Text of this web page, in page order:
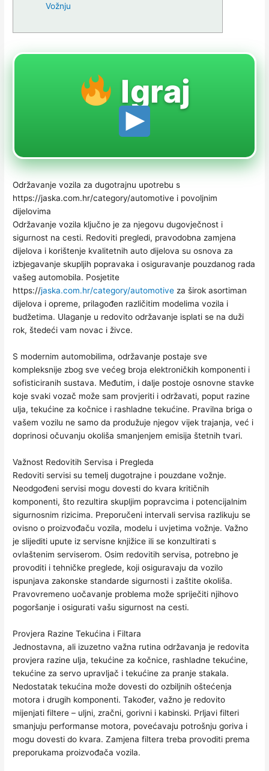
Vožnju
Igraj
Održavanje vozila za dugotrajnu upotrebu s
https://jaska.com.hr/category/automotive i povoljnim
dijelovima
Održavanje vozila ključno je za njegovu dugovječnost i
sigurnost na cesti. Redoviti pregledi, pravodobna zamjena
dijelova i korištenje kvalitetnih auto dijelova su osnova za
izbjegavanje skupljih popravaka i osiguravanje pouzdanog rada
vašeg automobila. Posjetite
https://jaska.com.hr/category/automotive za širok asortiman
dijelova i opreme, prilagođen različitim modelima vozila i
budžetima. Ulaganje u redovito održavanje isplati se na duži
rok, štedeći vam novac i živce.
S modernim automobilima, održavanje postaje sve
kompleksnije zbog sve većeg broja elektroničkih komponenti i
sofisticiranih sustava. Međutim, i dalje postoje osnovne stavke
koje svaki vozač može sam provjeriti i održavati, poput razine
ulja, tekućine za kočnice i rashladne tekućine. Pravilna briga o
vašem vozilu ne samo da produžuje njegov vijek trajanja, već i
doprinosi očuvanju okoliša smanjenjem emisija štetnih tvari.
Važnost Redovitih Servisa i Pregleda
Redoviti servisi su temelj dugotrajne i pouzdane vožnje.
Neodgođeni servisi mogu dovesti do kvara kritičnih
komponenti, što rezultira skupljim popravcima i potencijalnim
sigurnosnim rizicima. Preporučeni intervali servisa razlikuju se
ovisno o proizvođaču vozila, modelu i uvjetima vožnje. Važno
je slijediti upute iz servisne knjižice ili se konzultirati s
ovlaštenim serviserom. Osim redovitih servisa, potrebno je
provoditi i tehničke preglede, koji osiguravaju da vozilo
ispunjava zakonske standarde sigurnosti i zaštite okoliša.
Pravovremeno uočavanje problema može spriječiti njihovo
pogoršanje i osigurati vašu sigurnost na cesti.
Provjera Razine Tekućina i Filtara
Jednostavna, ali izuzetno važna rutina održavanja je redovita
provjera razine ulja, tekućine za kočnice, rashladne tekućine,
tekućine za servo upravljač i tekućine za pranje stakala.
Nedostatak tekućina može dovesti do ozbiljnih oštećenja
motora i drugih komponenti. Također, važno je redovito
mijenjati filtere – uljni, zračni, gorivni i kabinski. Prljavi filteri
smanjuju performanse motora, povećavaju potrošnju goriva i
mogu dovesti do kvara. Zamjena filtera treba provoditi prema
preporukama proizvođača vozila.